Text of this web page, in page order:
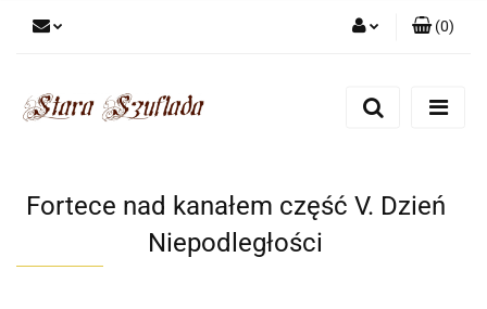
Zarejestruj się
(0)
Fortece nad kanałem część V. Dzień
Niepodległości